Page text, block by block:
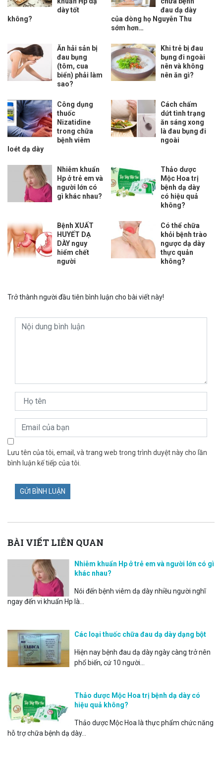
dày tốt
không?
đau dạ dày
của dòng họ Nguyễn Thu
sớm hơn…
Ăn hải sản bị
đau bụng
(tôm, cua
biển) phải làm
sao?
Khi trẻ bị đau
bụng đi ngoài
nên và không
nên ăn gì?
Công dụng
thuốc
Nizatidine
trong chữa
bệnh viêm
loét dạ dày
Cách chấm
dứt tình trạng
ăn sáng xong
là đau bụng đi
ngoài
Nhiễm khuẩn
Hp ở trẻ em và
người lớn có
gì khác nhau?
Thảo dược
Mộc Hoa trị
bệnh dạ dày
có hiệu quả
không?
Bệnh XUẤT
HUYẾT DẠ
DÀY nguy
hiểm chết
người
Có thể chữa
khỏi bệnh trào
ngược dạ dày
thực quản
không?
Trở thành người đầu tiên bình luận cho bài viết này!
Lưu tên của tôi, email, và trang web trong trình duyệt này cho lần
bình luận kế tiếp của tôi.
BÀI VIẾT LIÊN QUAN
Nhiễm khuẩn Hp ở trẻ em và người lớn có gì
khác nhau?
Nói đến bệnh viêm dạ dày nhiều người nghĩ
ngay đến vi khuẩn Hp là...
Các loại thuốc chữa đau dạ dày dạng bột
Hiện nay bệnh đau dạ dày ngày càng trở nên
phổ biến, cứ 10 người...
Thảo dược Mộc Hoa trị bệnh dạ dày có
hiệu quả không?
Thảo dược Mộc Hoa là thực phẩm chức năng
hỗ trợ chữa bệnh dạ dày...